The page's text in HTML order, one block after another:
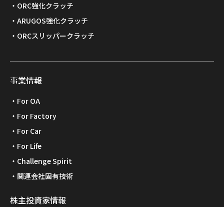
ORC強化クラッチ
ARUGOS強化クラッチ
ORCスリッパークラッチ
事業情報
For OA
For Factory
For Car
For Life
Challenge Spirit
関連会社固有技術
株主投資家情報